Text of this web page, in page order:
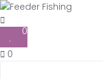
0
0